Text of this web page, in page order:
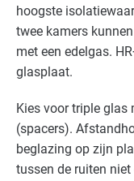
Voedingsindustrie -
Voedingsindustrie -
Zorg - eerstelijns
Zorg -
hoogste
twee kamers
met een edelgas.
glasplaat.
Kies voor triple
(spacers).
beglazing op zijn
tussen de ruiten